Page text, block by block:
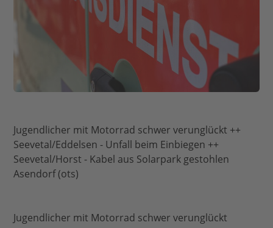
Jugendlicher mit Motorrad schwer verunglückt ++
Seevetal/Eddelsen - Unfall beim Einbiegen ++
Seevetal/Horst - Kabel aus Solarpark gestohlen
Asendorf (ots)
Jugendlicher mit Motorrad schwer verunglückt